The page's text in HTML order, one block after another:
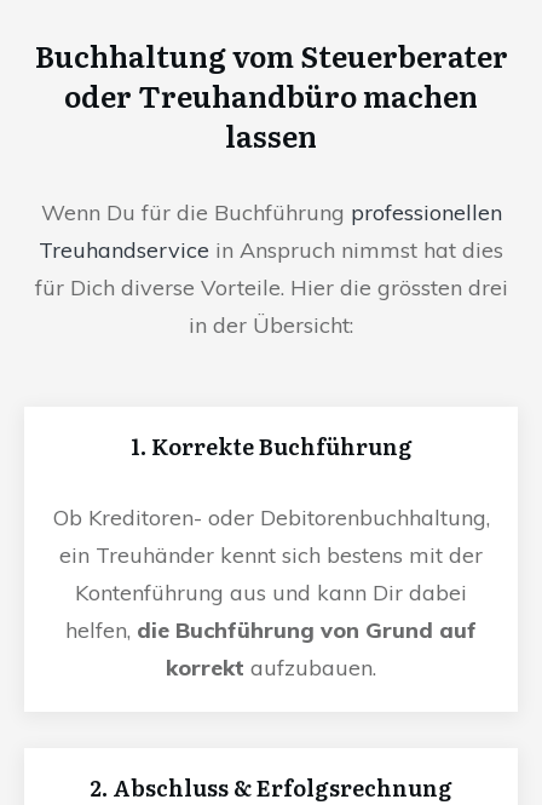
Buchhaltung vom Steuerberater
oder Treuhandbüro machen
lassen
Wenn Du für die Buchführung professionellen
Treuhandservice in Anspruch nimmst hat dies
für Dich diverse Vorteile. Hier die grössten drei
in der Übersicht:
1. Korrekte Buchführung
Ob Kreditoren- oder Debitorenbuchhaltung,
ein Treuhänder kennt sich bestens mit der
Kontenführung aus und kann Dir dabei
helfen, die Buchführung von Grund auf
korrekt aufzubauen.
2. Abschluss & Erfolgsrechnung